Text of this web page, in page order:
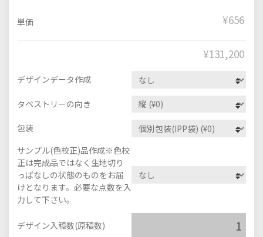
単価 ¥656
¥131,200
デザインデータ作成
タペストリーの向き
包装
サンプル(色校正)品作成※色校
正は完成品ではなく生地切り
っぱなしの状態のものをお届
けとなります。必要な点数を入
力して下さい。
デザイン入稿数(原稿数)